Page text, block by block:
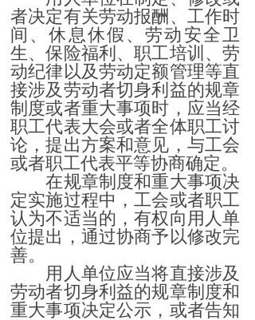
者决定有关劳动报酬、工作时
间、休息休假、劳动安全卫
生、保险福利、职工培训、劳
动纪律以及劳动定额管理等直
接涉及劳动者切身利益的规章
制度或者重大事项时，应当经
职工代表大会或者全体职工讨
论，提出方案和意见，与工会
或者职工代表平等协商确定。
在规章制度和重大事项决
定实施过程中，工会或者职工
认为不适当的，有权向用人单
位提出，通过协商予以修改完
善。
用人单位应当将直接涉及
劳动者切身利益的规章制度和
重大事项决定公示，或者告知